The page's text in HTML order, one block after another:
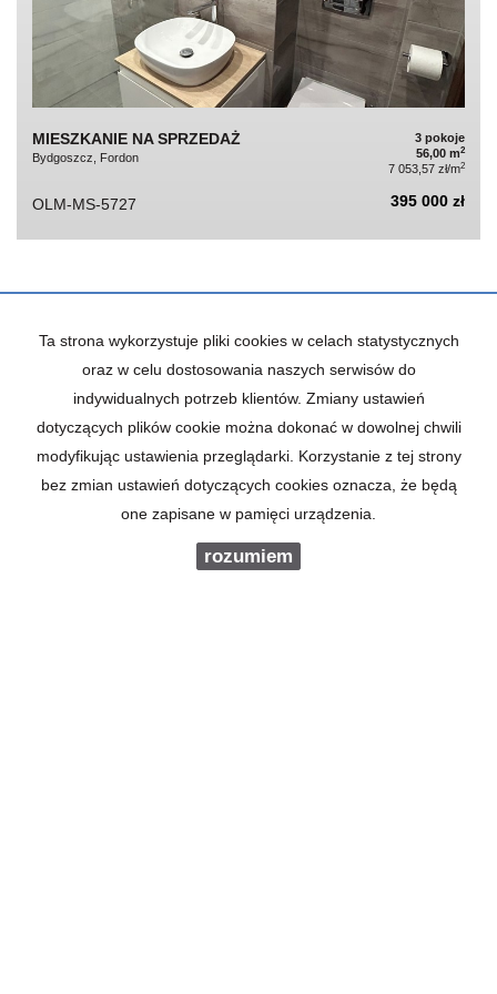
MIESZKANIE NA SPRZEDAŻ
Bydgoszcz, Fordon
3 pokoje
56,00 m2
7 053,57 zł/m2
OLM-MS-5727 395 000 zł
KONTAKT DO AGENTA - GRAŻYNA OLIMP
IMIĘ
Ta strona wykorzystuje pliki cookies w celach statystycznych
oraz w celu dostosowania naszych serwisów do
indywidualnych potrzeb klientów. Zmiany ustawień
dotyczących plików cookie można dokonać w dowolnej chwili
modyfikując ustawienia przeglądarki. Korzystanie z tej strony
bez zmian ustawień dotyczących cookies oznacza, że będą
one zapisane w pamięci urządzenia.
rozumiem